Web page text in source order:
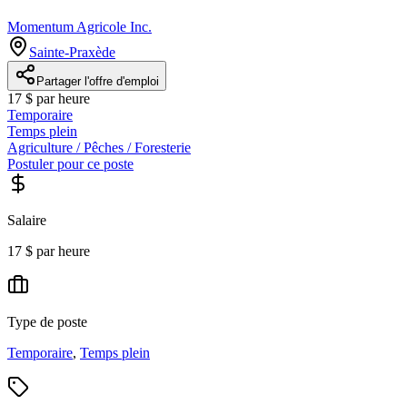
Momentum Agricole Inc.
Sainte-Praxède
Partager l'offre d'emploi
17 $ par heure
Temporaire
Temps plein
Agriculture / Pêches / Foresterie
Postuler pour ce poste
Salaire
17 $ par heure
Type de poste
Temporaire, Temps plein